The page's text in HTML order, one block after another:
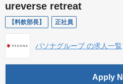
ureverse retreat
【料飲部長】 正社員
パソナグループ の求人一覧
Apply